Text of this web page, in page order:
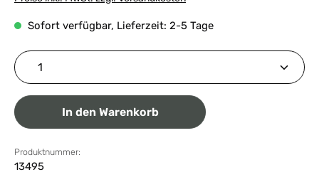
Sofort verfügbar, Lieferzeit: 2-5 Tage
Produkt Anzahl: Gib den gewünschten Wert ein
In den Warenkorb
Produktnummer:
13495